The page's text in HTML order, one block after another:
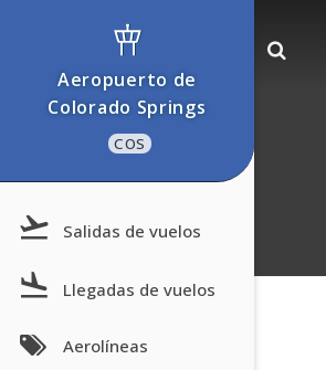
Aeropuerto de
Colorado Springs
COS
Salidas de vuelos
Llegadas de vuelos
Aerolíneas